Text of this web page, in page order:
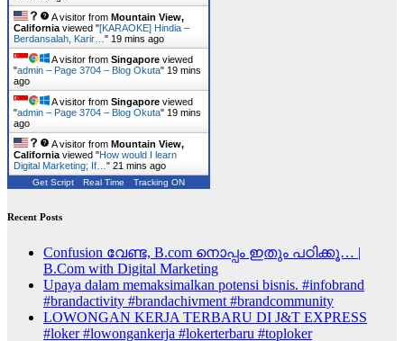
A visitor from Mountain View,
California viewed "[KARAOKE] Hindia –
Berdansalah, Karir… " 19 mins ago
A visitor from Singapore viewed
"admin – Page 3704 – Blog Okuta" 19 mins
ago
A visitor from Singapore viewed
"admin – Page 3704 – Blog Okuta" 19 mins
ago
A visitor from Mountain View,
California viewed "How would I learn
Digital Marketing; If… " 21 mins ago
Get Script Real Time Tracking ON
Recent Posts
Confusion വേണ്ട, B.com നൊപ്പം ഇതും പഠിക്കൂ… |
B.Com with Digital Marketing
Upaya dalam memaksimalkan potensi bisnis. #infobrand
#brandactivity #brandachivment #brandcommunity
LOWONGAN KERJA TERBARU DI J&T EXPRESS
#loker #lowongankerja #lokerterbaru #toploker